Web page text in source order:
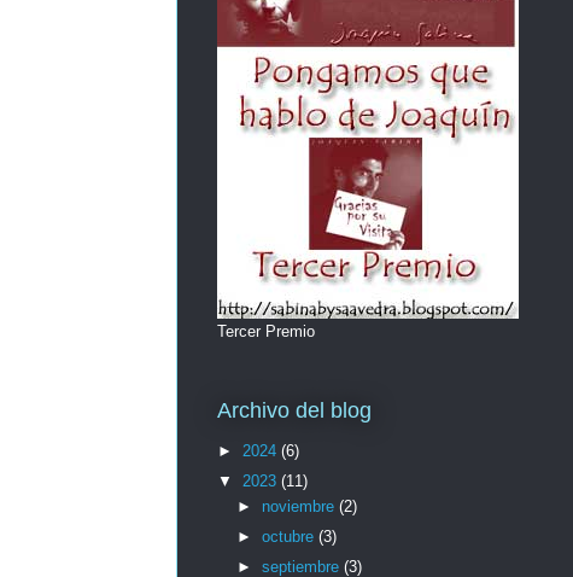
Tercer Premio
Archivo del blog
► 2024 (6)
▼ 2023 (11)
► noviembre (2)
► octubre (3)
► septiembre (3)